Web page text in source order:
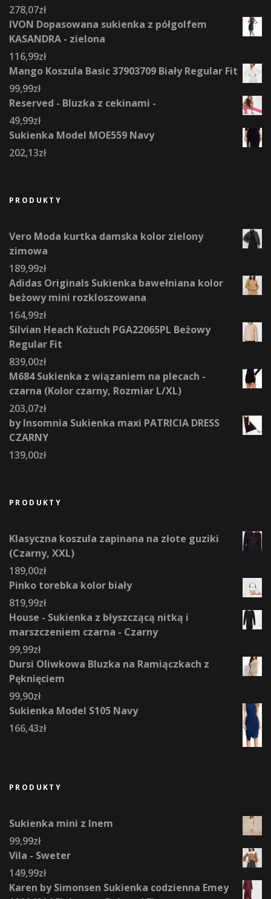
278,07zł
IVON Dopasowana sukienka z półgolfem
KASANDRA - zielona
116,99zł
Mango Koszula Basic 37903709 Biały Regular Fit
99,99zł
Reserved - Bluzka z cekinami -
49,99zł
Sukienka Model MOE559 Navy
202,13zł
PRODUKTY
Vero Moda kurtka damska kolor zielony
zimowa
189,99zł
Adidas Originals Sukienka bawełniana kolor
beżowy mini rozkloszowana
164,99zł
Silvian Heach Kożuch PGA22065PL Beżowy
Regular Fit
839,00zł
M684 Sukienka z wiązaniem na plecach -
czarna (Kolor czarny, Rozmiar L/XL)
203,07zł
by Insomnia Sukienka maxi PATRICIA DRESS
CZARNY
139,00zł
PRODUKTY
Klasyczna koszula zapinana na złote guziki
(Czarny, XXL)
189,00zł
Pinko torebka kolor biały
819,99zł
House - Sukienka z błyszczącą nitką i
marszczeniem czarna - Czarny
99,99zł
Dursi Oliwkowa Bluzka na Ramiączkach z
Pęknięciem
99,90zł
Sukienka Model S105 Navy
166,43zł
PRODUKTY
Sukienka mini z lnem
99,99zł
Vila - Sweter
149,99zł
Karen by Simonsen Sukienka codzienna Emey